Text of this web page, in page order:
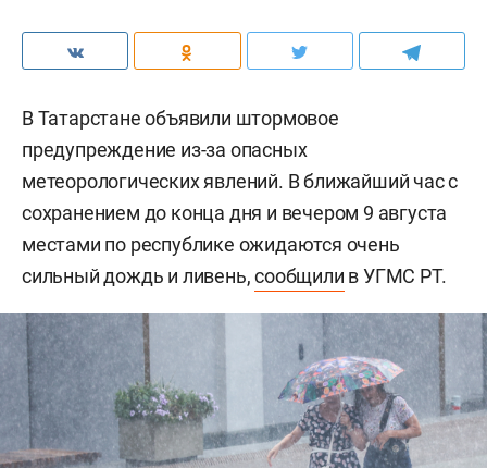
В Татарстане объявили штормовое
предупреждение из-за опасных
метеорологических явлений. В ближайший час с
сохранением до конца дня и вечером 9 августа
местами по республике ожидаются очень
сильный дождь и ливень,сообщили в УГМС РТ.